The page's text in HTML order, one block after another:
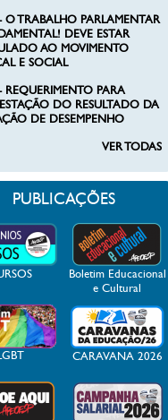
O TRABALHO PARLAMENTAR
DEVE ESTAR
AO MOVIMENTO
E SOCIAL
REQUERIMENTO PARA
DO RESULTADO DA
DE DESEMPENHO
VER TODAS
PUBLICAÇÕES
Boletim Educacional
e Cultural
CARAVANA 2026